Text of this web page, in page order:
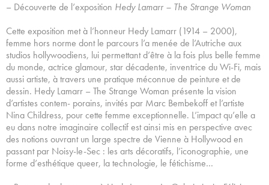
– Découverte de l’exposition Hedy Lamarr – The Strange Woman
Cette exposition met à l’honneur Hedy Lamarr (1914 – 2000),
femme hors norme dont le parcours l’a menée de l’Autriche aux
studios hollywoodiens, lui permettant d’être à la fois plus belle femme
du monde, actrice glamour, star décadente, inventrice du Wi-Fi, mais
aussi artiste, à travers une pratique méconnue de peinture et de
dessin. Hedy Lamarr – The Strange Woman présente la vision
d’artistes contem- porains, invités par Marc Bembekoff et l’artiste
Nina Childress, pour cette femme exceptionnelle. L’impact qu’elle a
eu dans notre imaginaire collectif est ainsi mis en perspective avec
des notions ouvrant un large spectre de Vienne à Hollywood en
passant par Noisy-le-Sec : les arts décoratifs, l’iconographie, une
forme d’esthétique queer, la technologie, le fétichisme…